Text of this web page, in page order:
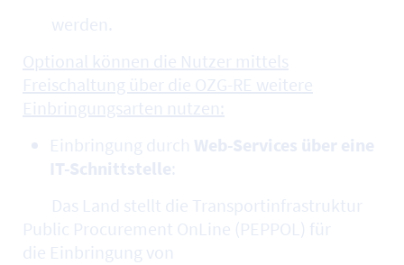
werden.
Optional können die Nutzer mittels
Freischaltung über die OZG-RE weitere
Einbringungsarten nutzen:
Einbringung durch Web-Services über eine
IT-Schnittstelle:
Das Land stellt die Transportinfrastruktur
Public Procurement OnLine (PEPPOL) für
die Einbringung von